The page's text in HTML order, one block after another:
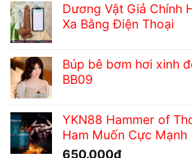
Dương Vật Giả Chính
Xa Bằng Điện Thoại
Búp bê bơm hơi xinh
BB09
YKN88 Hammer of
Ham Muốn Cực Mạnh
650.000₫